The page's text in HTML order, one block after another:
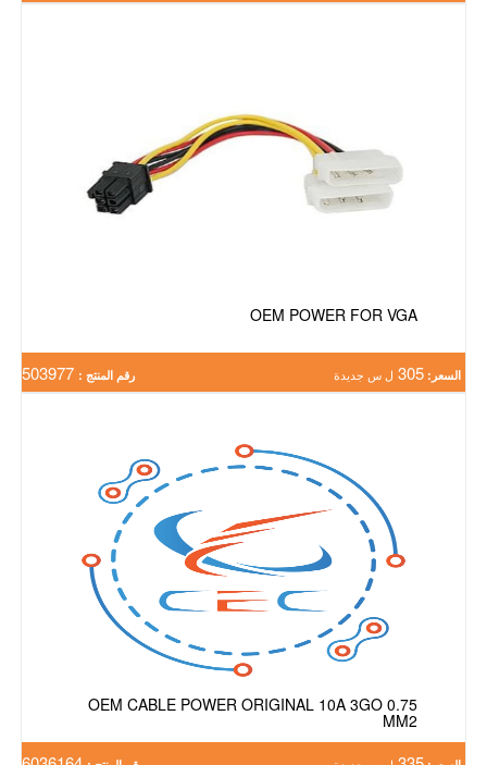
OEM POWER FOR VGA
السعر: 305 ل س جديدة رقم المنتج :
OEM CABLE POWER ORIGINAL 10A 3GO 0.75
MM2